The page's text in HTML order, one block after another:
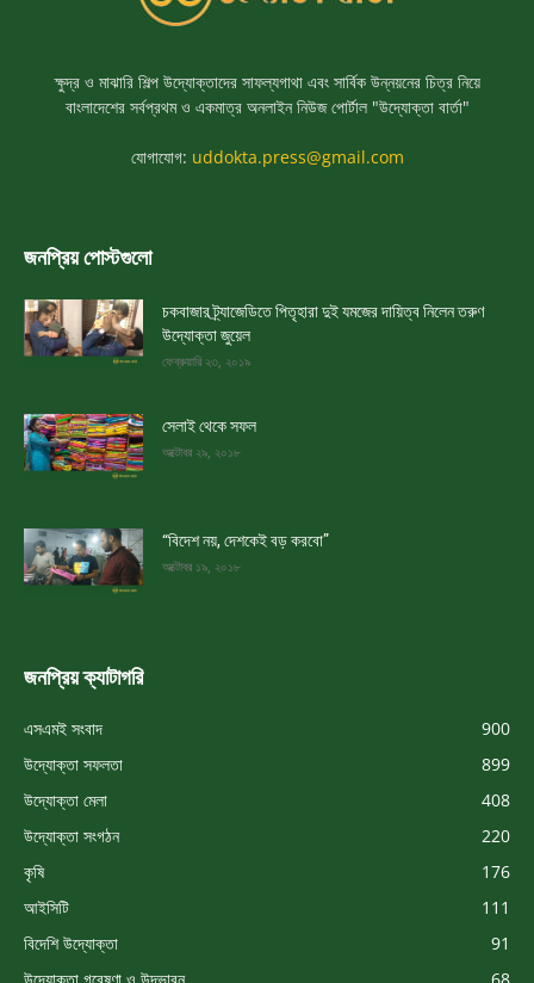
ক্ষুদ্র ও মাঝারি শিল্প উদ্যোক্তাদের সাফল্যগাথা এবং সার্বিক উন্নয়নের চিত্র নিয়ে
বাংলাদেশের সর্বপ্রথম ও একমাত্র অনলাইন নিউজ পোর্টাল "উদ্যোক্তা বার্তা"
যোগাযোগ: uddokta.press@gmail.com
জনপ্রিয় পোস্টগুলো
চকবাজার ট্র্যাজেডিতে পিতৃহারা দুই যমজের দায়িত্ব নিলেন তরুণ
উদ্যোক্তা জুয়েল
ফেব্রুয়ারি ২৩, ২০১৯
সেলাই থেকে সফল
অক্টোবর ২৯, ২০১৮
“বিদেশ নয়, দেশকেই বড় করবো”
অক্টোবর ১৯, ২০১৮
জনপ্রিয় ক্যাটাগরি
এসএমই সংবাদ
900
উদ্যোক্তা সফলতা
899
উদ্যোক্তা মেলা
408
উদ্যোক্তা সংগঠন
220
কৃষি
176
আইসিটি
111
বিদেশি উদ্যোক্তা
91
উদ্যোক্তা গবেষণা ও উদ্ভাবন
68